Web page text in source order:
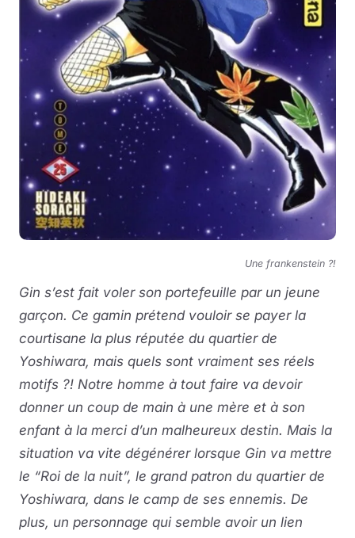
Une frankenstein ?!
Gin s’est fait voler son portefeuille par un jeune
garçon. Ce gamin prétend vouloir se payer la
courtisane la plus réputée du quartier de
Yoshiwara, mais quels sont vraiment ses réels
motifs ?! Notre homme à tout faire va devoir
donner un coup de main à une mère et à son
enfant à la merci d’un malheureux destin. Mais la
situation va vite dégénérer lorsque Gin va mettre
le “Roi de la nuit”, le grand patron du quartier de
Yoshiwara, dans le camp de ses ennemis. De
plus, un personnage qui semble avoir un lien